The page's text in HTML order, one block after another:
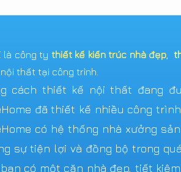
là công ty thiết kế kiến trúc nhà đẹp ,
thất tại công trình.
cách thiết kế nội thất đang
đã thiết kế nhiều công
có hệ thống nhà xưởng
sự tiện lợi và đồng bộ trong
có một căn nhà đẹp, tiết